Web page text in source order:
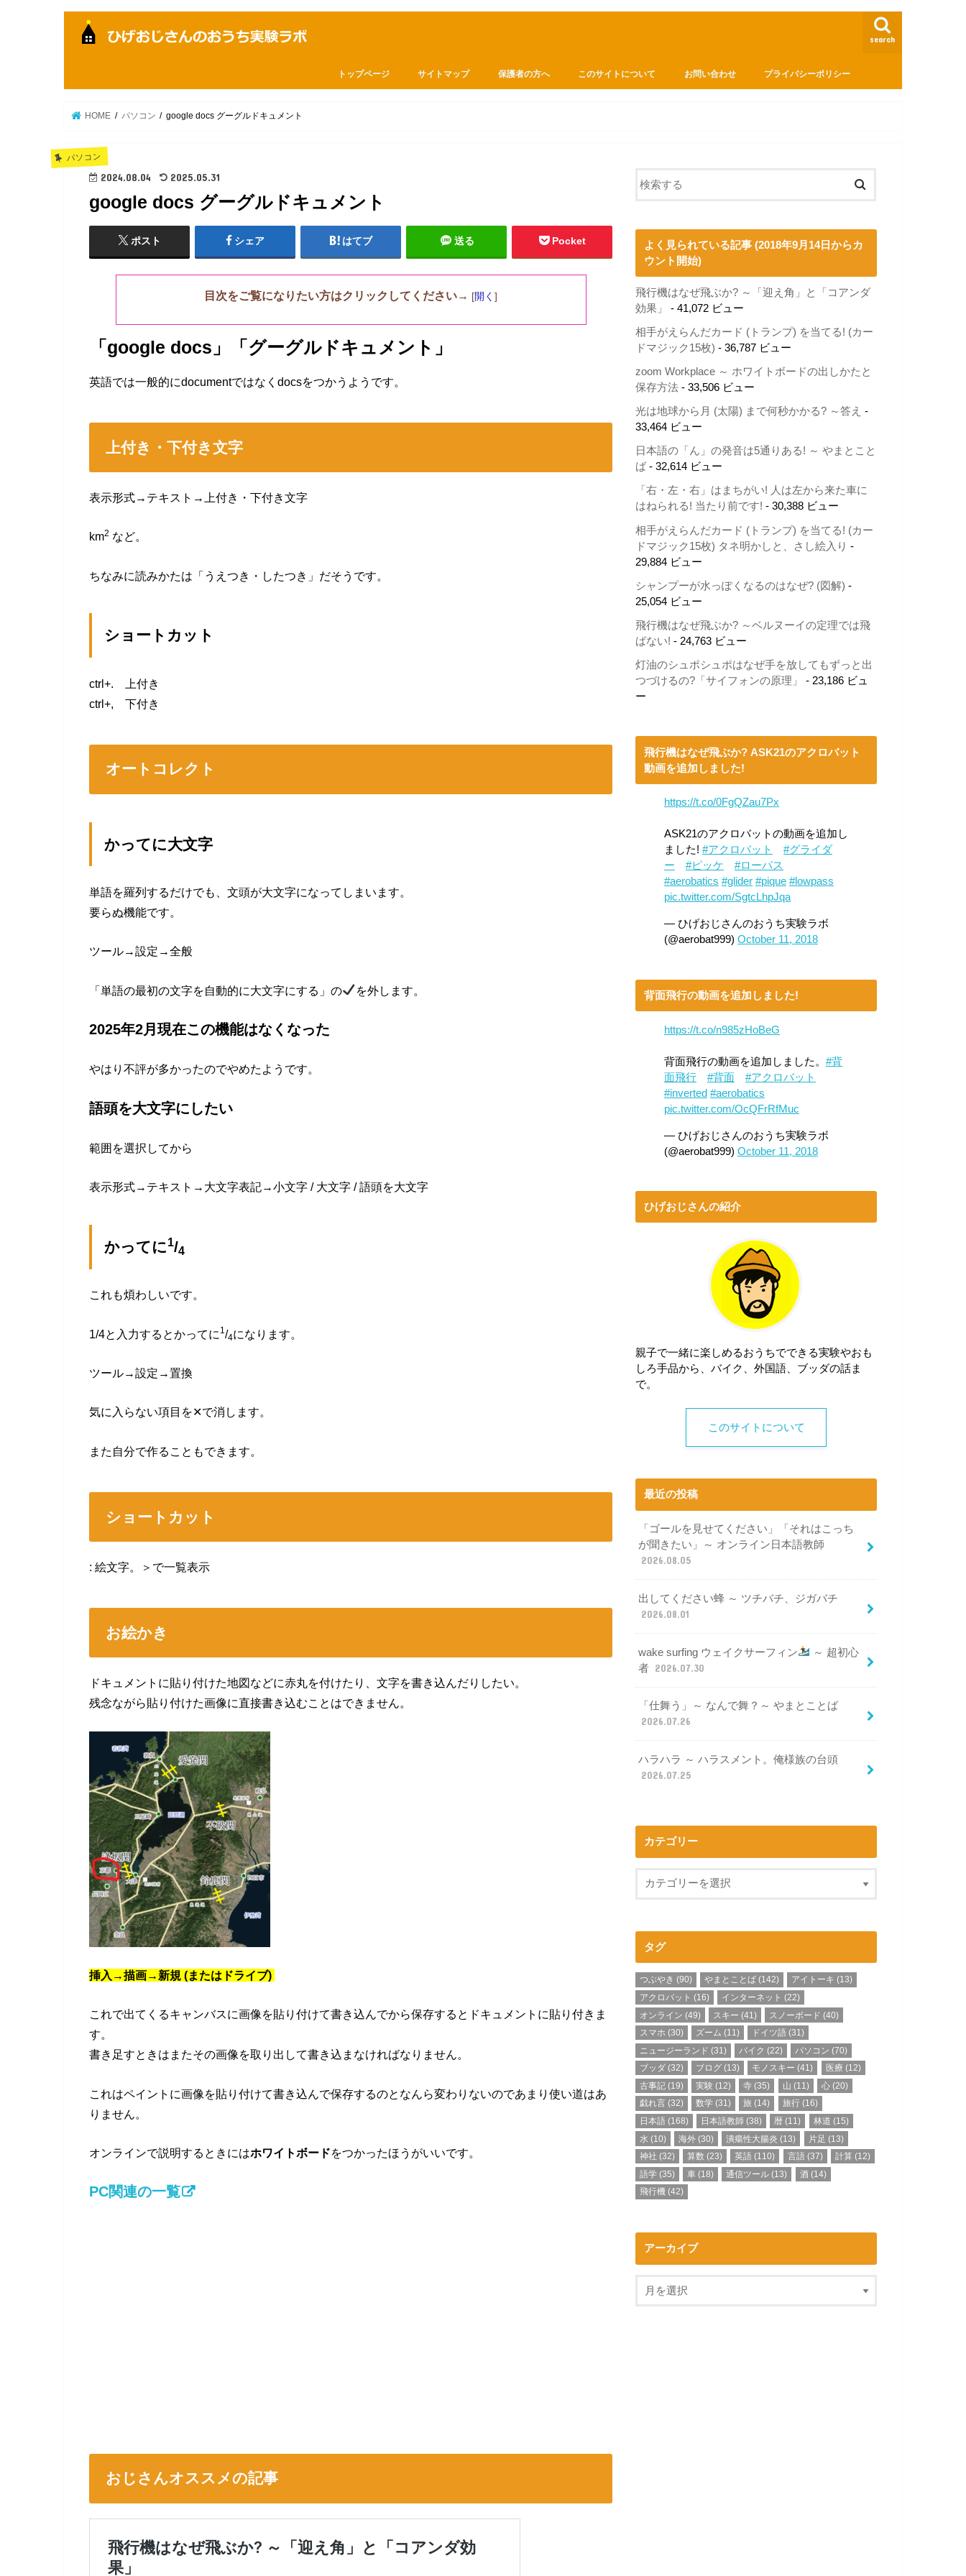
search
トップページ サイトマップ 保護者の方へ このサイトについて お問い合わせ プライバシーポリシー
HOME パソコン google docs グーグルドキュメント
パソコン
2024.08.04 2025.05.31
google docs グーグルドキュメント
ポスト シェア はてブ 送る Pocket
目次をご覧になりたい方はクリックしてください→ [開く ]
「google docs」「グーグルドキュメント」
英語では一般的にdocumentではなくdocsをつかうようです。
上付き・下付き文字
表示形式→テキスト→上付き・下付き文字
km2 など。
ちなみに読みかたは「うえつき・したつき」だそうです。
ショートカット
ctrl+. 上付き
ctrl+, 下付き
オートコレクト
かってに大文字
単語を羅列するだけでも、文頭が大文字になってしまいます。
要らぬ機能です。
ツール→設定→全般
「単語の最初の文字を自動的に大文字にする」の を外します。
2025年2月現在この機能はなくなった
やはり不評が多かったのでやめたようです。
語頭を大文字にしたい
範囲を選択してから
表示形式→テキスト→大文字表記→小文字 / 大文字 / 語頭を大文字
かってに1/4
これも煩わしいです。
1/4と入力するとかってに 1/4になります。
ツール→設定→置換
気に入らない項目を✕で消します。
また自分で作ることもできます。
ショートカット
: 絵文字。＞で一覧表示
お絵かき
ドキュメントに貼り付けた地図などに赤丸を付けたり、文字を書き込んだりしたい。
残念ながら貼り付けた画像に直接書き込むことはできません。
挿入→描画→新規 (またはドライブ)
これで出てくるキャンバスに画像を貼り付けて書き込んでから保存するとドキュメントに貼り付きま
す。
書き足すときはまたその画像を取り出して書き込まなければなりません。
これはペイントに画像を貼り付けて書き込んで保存するのとなんら変わりないのであまり使い道はあ
りません。
オンラインで説明するときにはホワイトボードをつかったほうがいいです。
PC関連の一覧
おじさんオススメの記事
よく見られている記事 (2018年9月14日からカ
ウント開始)
飛行機はなぜ飛ぶか? ～「迎え角」と「コアンダ
効果」
- 41,072 ビュー
相手がえらんだカード (トランプ) を当てる! (カー
ドマジック15枚) - 36,787 ビュー
zoom Workplace ～ ホワイトボードの出しかたと
保存方法 - 33,506 ビュー
光は地球から月 (太陽) まで何秒かかる? ～答え -
33,464 ビュー
日本語の「ん」の発音は5通りある! ～ やまとこと
ば - 32,614 ビュー
「右・左・右」はまちがい! 人は左から来た車に
はねられる! 当たり前です! - 30,388 ビュー
相手がえらんだカード (トランプ) を当てる! (カー
ドマジック15枚) タネ明かしと、さし絵入り -
29,884 ビュー
シャンプーが水っぽくなるのはなぜ? (図解) -
25,054 ビュー
飛行機はなぜ飛ぶか? ～ベルヌーイの定理では飛
ばない! - 24,763 ビュー
灯油のシュポシュポはなぜ手を放してもずっと出
つづけるの?「サイフォンの原理」
- 23,186 ビュ
ー
飛行機はなぜ飛ぶか? ASK21のアクロバット
動画を追加しました!
https://t.co/0FgQZau7Px
ASK21のアクロバットの動画を追加し
ました! #アクロバット
#グライダ
ー
#ピッケ
#ローパス
#aerobatics #glider #pique #lowpass
pic.twitter.com/SgtcLhpJqa
— ひげおじさんのおうち実験ラボ
(@aerobat999) October 11, 2018
背面飛行の動画を追加しました!
https://t.co/n985zHoBeG
背面飛行の動画を追加しました。 #背
面飛行
#背面
#アクロバット
#inverted #aerobatics
pic.twitter.com/OcQFrRfMuc
— ひげおじさんのおうち実験ラボ
(@aerobat999) October 11, 2018
ひげおじさんの紹介
親子で一緒に楽しめるおうちでできる実験やおも
しろ手品から、バイク、外国語、ブッダの話ま
で。
このサイトについて
最近の投稿
「ゴールを見せてください」「それはこっち
が聞きたい」～ オンライン日本語教師
2026.08.05
出してください蜂 ～ ツチバチ、ジガバチ
2026.08.01
wake surfing ウェイクサーフィン
～ 超初心
者 2026.07.30
「仕舞う」～ なんで舞？～ やまとことば
2026.07.26
ハラハラ ～ ハラスメント。俺様族の台頭
2026.07.25
カテゴリー
タグ
つぶやき (90) やまとことば (142) アイトーキ (13)
アクロバット (16) インターネット (22)
オンライン (49) スキー (41) スノーボード (40)
スマホ (30) ズーム (11) ドイツ語 (31)
ニュージーランド (31) バイク (22) パソコン (70)
ブッダ (32) ブログ (13) モノスキー (41) 医療 (12)
古事記 (19) 実験 (12) 寺 (35) 山 (11) 心(20)
戯れ言 (32) 数学 (31) 旅 (14) 旅行(16)
日本語 (168) 日本語教師 (38) 暦 (11) 林道 (15)
水 (10) 海外 (30) 潰瘍性大腸炎 (13) 片足 (13)
神社 (32) 算数 (23) 英語 (110) 言語 (37) 計算 (12)
語学 (35) 車 (18) 通信ツール (13) 酒(14)
飛行機 (42)
アーカイブ